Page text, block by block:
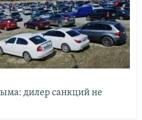
дилер санкций не